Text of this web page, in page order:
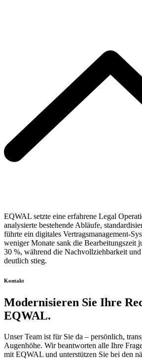
EQWAL setzte eine erfahrene Legal
analysierte bestehende Abläufe,
führte ein digitales Vertragsmanagement-
weniger Monate sank die Bearbeitungszeit
30 %, während die Nachvollziehbarkeit
deutlich stieg.
Kontakt
Modernisieren Sie Ihre
EQWAL.
Unser Team ist für Sie da – persönlich,
Augenhöhe. Wir beantworten alle Ihre
mit EQWAL und unterstützen Sie bei den